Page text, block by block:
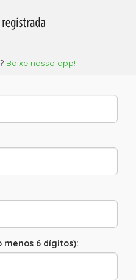
Baixe nosso app!
menos 6 dígitos):